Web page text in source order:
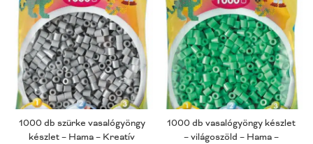
1000 db szürke vasalógyöngy
készlet – Hama – Kreatív
1000 db vasalógyöngy készlet
– világoszöld – Hama –